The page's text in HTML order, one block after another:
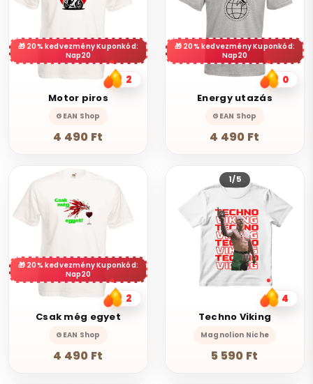
20% kedvezmény Kuponkód:
Nap20
2
Motor piros
GEAN Shop
4 490 Ft
20% kedvezmény Kuponkód:
Nap20
0
Energy utazás
GEAN Shop
4 490 Ft
20% kedvezmény Kuponkód:
Nap20
2
Csak még egyet
GEAN Shop
4 490 Ft
1/5
4
Techno Viking
Magnolion Niche
5 590 Ft